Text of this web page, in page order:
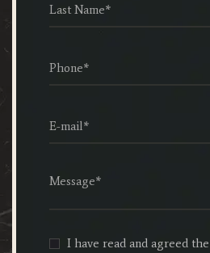
I have read and agreed